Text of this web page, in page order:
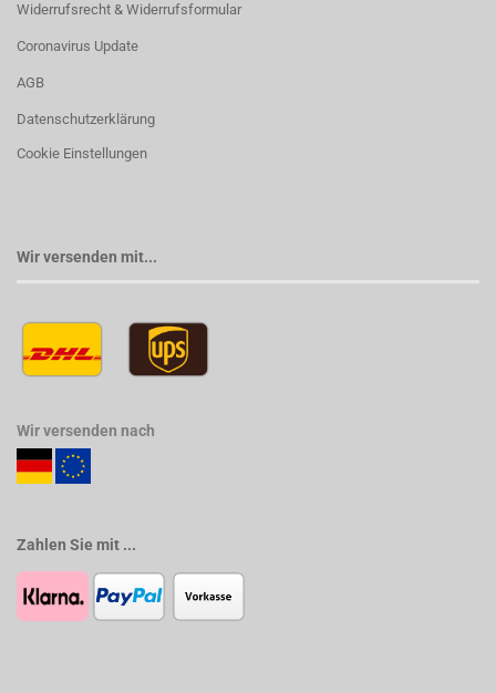
Widerrufsrecht & Widerrufsformular
Coronavirus Update
AGB
Datenschutzerklärung
Cookie Einstellungen
Wir versenden mit...
Wir versenden nach
Zahlen Sie mit ...